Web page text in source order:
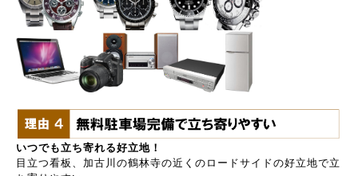
いつでも立ち寄れる好立地！
目立つ看板、加古川の鶴林寺の近くのロードサイドの好立地で立